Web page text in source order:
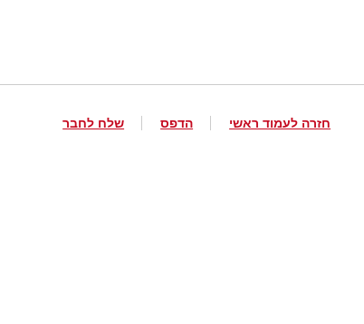
חזרה לעמוד ראשי הדפס שלח לחבר